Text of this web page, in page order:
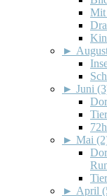
Mit
►
► Juni
► Mai
► April